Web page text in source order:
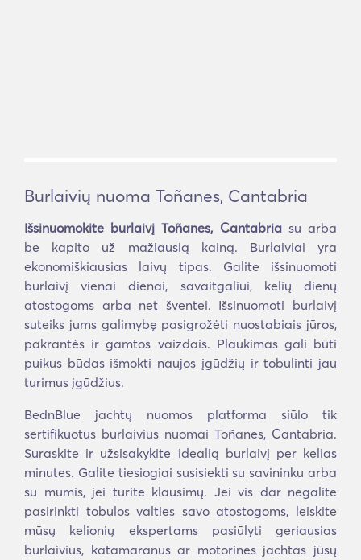
Burlaivių nuoma Toñanes, Cantabria
Išsinuomokite burlaivį Toñanes, Cantabriasu arba
be kapito už mažiausią kainą. Burlaiviai yra
ekonomiškiausias laivų tipas. Galite išsinuomoti
burlaivį vienai dienai, savaitgaliui, kelių dienų
atostogoms arba net šventei. Išsinuomoti burlaivį
suteiks jums galimybę pasigrožėti nuostabiais jūros,
pakrantės ir gamtos vaizdais. Plaukimas gali būti
puikus būdas išmokti naujos įgūdžių ir tobulinti jau
turimus įgūdžius.
BednBlue jachtų nuomos platforma siūlo tik
sertifikuotus burlaivius nuomai Toñanes, Cantabria.
Suraskite ir užsisakykite idealią burlaivį per kelias
minutes. Galite tiesiogiai susisiekti su savininku arba
su mumis, jei turite klausimų. Jei vis dar negalite
pasirinkti tobulos valties savo atostogoms, leiskite
mūsų kelionių ekspertams pasiūlyti geriausias
burlaivius, katamaranus ar motorines jachtas jūsų